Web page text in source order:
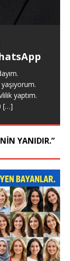
yaptım.
[…]
kontak
71
yok.
İbrahim 53
bir beyim.
YANIDIR.”